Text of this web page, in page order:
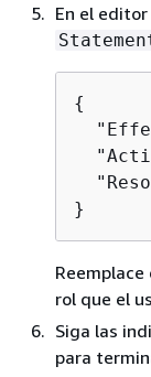
En el
{
}
Reemplace
rol que el
Siga las
para